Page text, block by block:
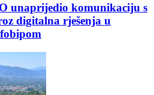
unaprijedio komunikaciju s
digitalna rješenja u